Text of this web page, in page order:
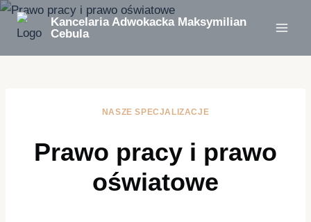
Kancelaria Adwokacka Maksymilian
Cebula
NASZE SPECJALIZACJE
Prawo pracy i prawo
oświatowe